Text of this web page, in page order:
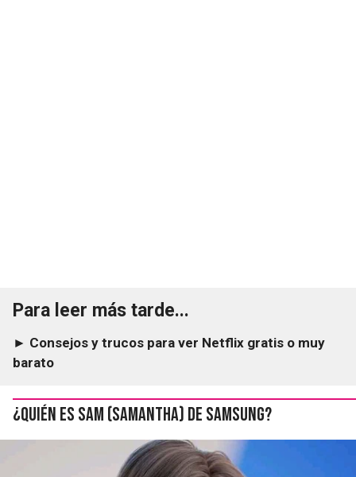
Para leer más tarde...
► Consejos y trucos para ver Netflix gratis o muy
barato
¿Quién es Sam (Samantha) de Samsung?